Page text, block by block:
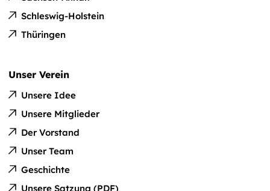
Schleswig-Holstein
Thüringen
Unser Verein
Unsere Idee
Unsere Mitglieder
Der Vorstand
Unser Team
Geschichte
Unsere Satzung (PDF)